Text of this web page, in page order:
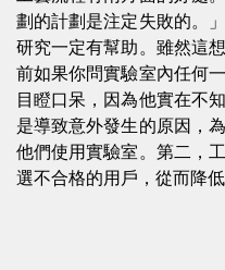
劃的計劃是注定失敗的。
研究一定有幫助。雖然這
前如果你問實驗室內任何
目瞪口呆，因為他實在不
是導致意外發生的原因，
他們使用實驗室。第二，
選不合格的用戶，從而降低